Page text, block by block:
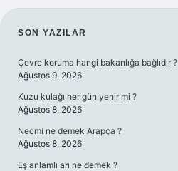
SIDEBAR
SON YAZILAR
Çevre koruma hangi bakanlığa bağlıdır ?
Ağustos 9, 2026
Kuzu kulağı her gün yenir mi ?
Ağustos 8, 2026
Necmi ne demek Arapça ?
Ağustos 8, 2026
Eş anlamlı arı ne demek ?